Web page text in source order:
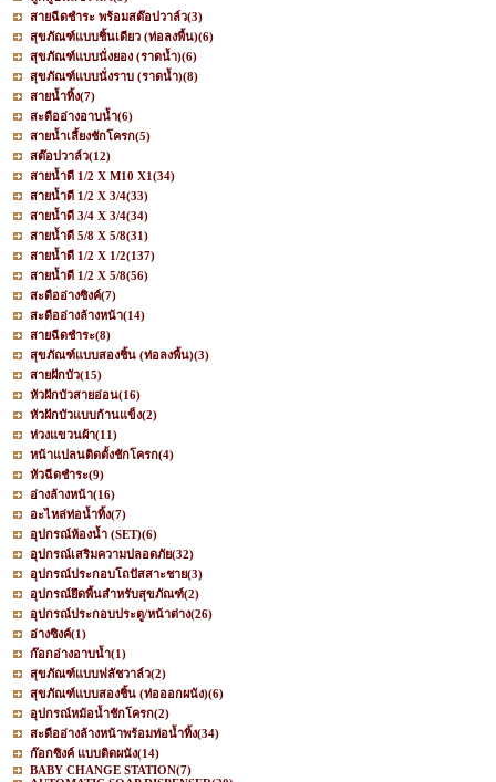
สายฉีดชำระ พร้อมสต๊อปวาล์ว(3)
สุขภัณฑ์แบบชิ้นเดียว (ท่อลงพื้น)(6)
สุขภัณฑ์แบบนั่งยอง (ราดน้ำ)(6)
สุขภัณฑ์แบบนั่งราบ (ราดน้ำ)(8)
สายน้ำทิ้ง(7)
สะดืออ่างอาบน้ำ(6)
สายน้ำเลี้ยงชักโครก(5)
สต๊อปวาล์ว(12)
สายน้ำดี 1/2 X M10 X1(34)
สายน้ำดี 1/2 X 3/4(33)
สายน้ำดี 3/4 X 3/4(34)
สายน้ำดี 5/8 X 5/8(31)
สายน้ำดี 1/2 X 1/2(137)
สายน้ำดี 1/2 X 5/8(56)
สะดืออ่างซิงค์(7)
สะดืออ่างล้างหน้า(14)
สายฉีดชำระ(8)
สุขภัณฑ์แบบสองชิ้น (ท่อลงพื้น)(3)
สายฝักบัว(15)
หัวฝักบัวสายอ่อน(16)
หัวฝักบัวแบบก้านแข็ง(2)
ห่วงแขวนผ้า(11)
หน้าแปลนติดตั้งชักโครก(4)
หัวฉีดชำระ(9)
อ่างล้างหน้า(16)
อะไหล่ท่อน้ำทิ้ง(7)
อุปกรณ์ห้องน้ำ (SET)(6)
อุปกรณ์เสริมความปลอดภัย(32)
อุปกรณ์ประกอบโถปัสสาะชาย(3)
อุปกรณ์ยึดพื้นสำหรับสุขภัณฑ์(2)
อุปกรณ์ประกอบประตู/หน้าต่าง(26)
อ่างซิงค์(1)
ก๊อกอ่างอาบน้ำ(1)
สุขภัณฑ์แบบฟลัชวาล์ว(2)
สุขภัณฑ์แบบสองชิ้น (ท่อออกผนัง)(6)
อุปกรณ์หม้อน้ำชักโครก(2)
สะดืออ่างล้างหน้าพร้อมท่อน้ำทิ้ง(34)
ก๊อกซิงค์ แบบติดผนัง(14)
BABY CHANGE STATION(7)